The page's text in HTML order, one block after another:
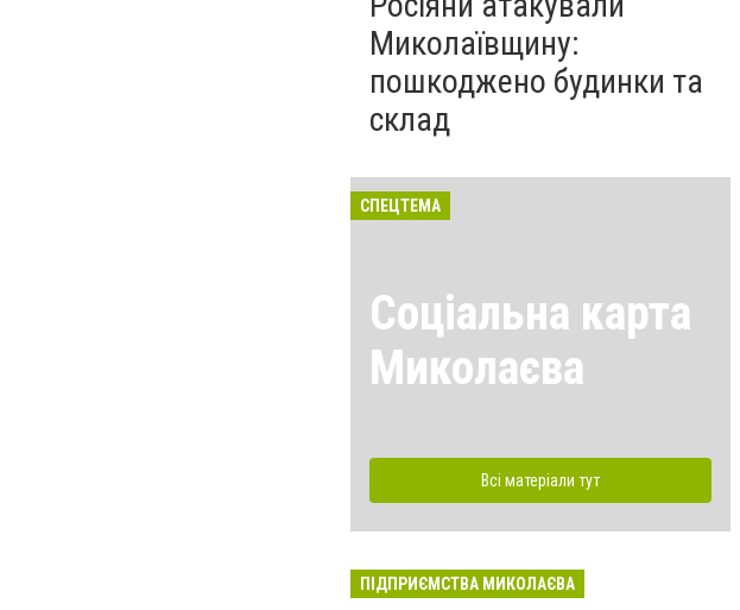
Миколаївщину:
пошкоджено будинки та
склад
СПЕЦТЕМА
Соціальна карта
Миколаєва
Всі матеріали тут
ПІДПРИЄМСТВА МИКОЛАЄВА